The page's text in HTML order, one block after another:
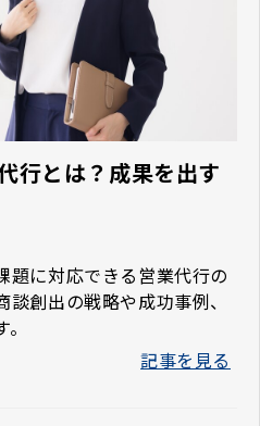
行とは？成果を出す
題に対応できる営業代行の
創出の戦略や成功事例、
記事を見る